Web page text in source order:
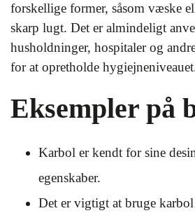
forskellige former, såsom væske
skarp lugt. Det er almindeligt
husholdninger, hospitaler og
for at opretholde
Eksempler på
Karbol er kendt for sine
egenskaber.
Det er vigtigt at bruge